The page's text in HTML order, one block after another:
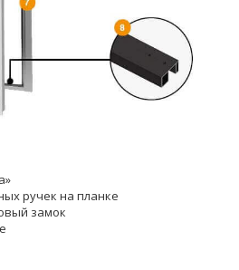
ручек на планке
замок